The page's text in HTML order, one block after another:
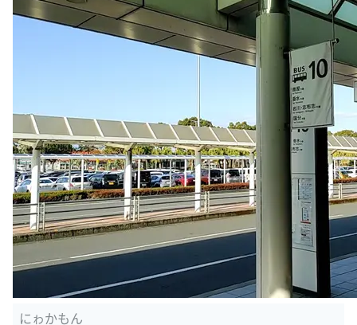
にゎかもん